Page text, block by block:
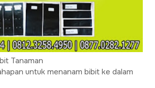
Tanaman
untuk menanam bibit ke dalam